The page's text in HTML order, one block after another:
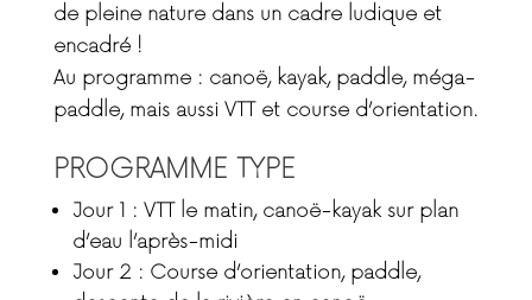
de pleine nature dans un cadre ludique et
encadré !
Au programme : canoë, kayak, paddle, méga-
paddle, mais aussi VTTet course d’orientation.
PROGRAMME TYPE
Jour 1 : VTT le matin, canoë-kayak sur plan
d’eau l’après-midi
Jour 2: Course d’orientation, paddle,